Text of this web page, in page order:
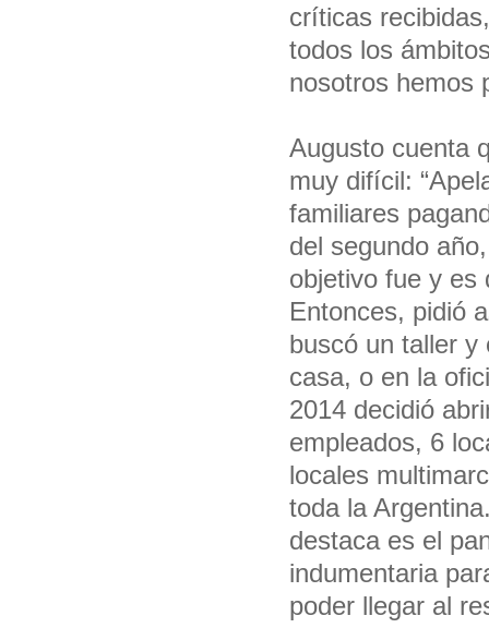
críticas
todos los
nosotros hemos
Augusto cuenta
muy difícil:
familiares
del segundo
objetivo fue y es
Entonces, pidió
buscó un taller y
casa, o en la
2014 decidió
empleados, 6
locales
toda la
destaca es el
indumentaria
poder llegar al